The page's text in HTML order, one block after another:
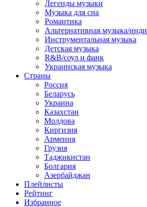
Легенды музыки
Музыка для сна
Романтика
Альтернативная музыка/инди
Инструментальная музыка
Детская музыка
R&B/cоул и фанк
Украинская музыка
Страны
Россия
Беларусь
Украина
Казахстан
Молдова
Киргизия
Армения
Грузия
Таджикистан
Болгария
Азербайджан
Плейлисты
Рейтинг
Избранное